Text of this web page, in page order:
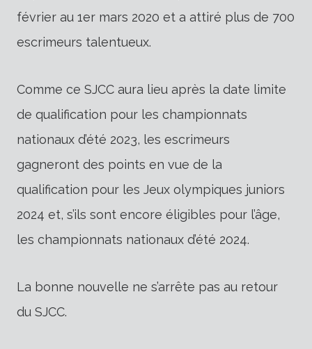
février au 1er mars 2020 et a attiré plus de 700
escrimeurs talentueux.
Comme ce SJCC aura lieu après la date limite
de qualification pour les championnats
nationaux d’été 2023, les escrimeurs
gagneront des points en vue de la
qualification pour les Jeux olympiques juniors
2024 et, s’ils sont encore éligibles pour l’âge,
les championnats nationaux d’été 2024.
La bonne nouvelle ne s’arrête pas au retour
du SJCC.